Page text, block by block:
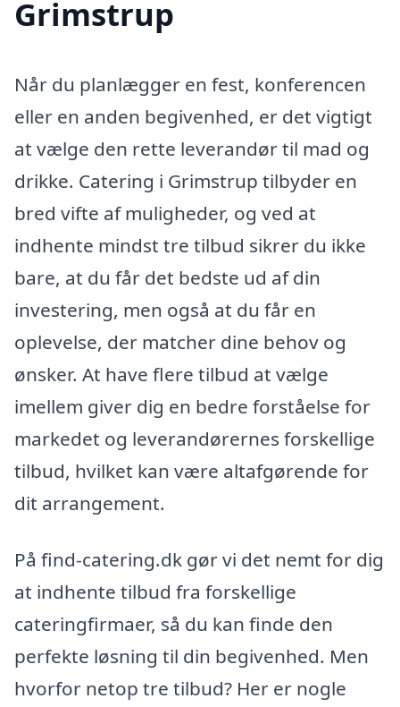
Grimstrup
Når du planlægger en fest, konferencen
eller en anden begivenhed, er det vigtigt
at vælge den rette leverandør til mad og
drikke. Catering i Grimstrup tilbyder en
bred vifte af muligheder, og ved at
indhente mindst tre tilbud sikrer du ikke
bare, at du får det bedste ud af din
investering, men også at du får en
oplevelse, der matcher dine behov og
ønsker. At have flere tilbud at vælge
imellem giver dig en bedre forståelse for
markedet og leverandørernes forskellige
tilbud, hvilket kan være altafgørende for
dit arrangement.
På find-catering.dk gør vi det nemt for dig
at indhente tilbud fra forskellige
cateringfirmaer, så du kan finde den
perfekte løsning til din begivenhed. Men
hvorfor netop tre tilbud? Her er nogle